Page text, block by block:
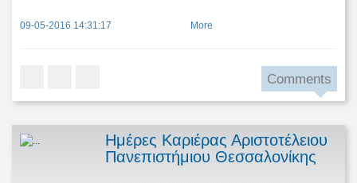
09-05-2016 14:31:17 More
Comments
Ημέρες Καριέρας Αριστοτέλειου
Πανεπιστήμιου Θεσσαλονίκης